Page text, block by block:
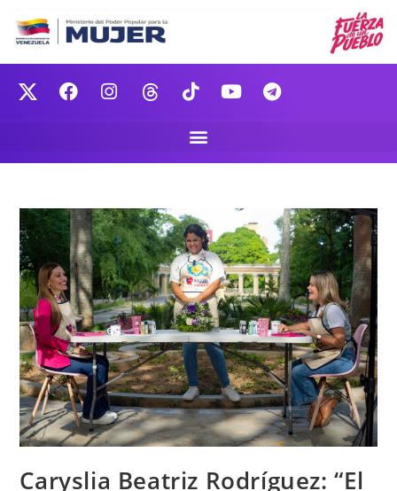
Caryslia Beatriz Rodríguez: “El